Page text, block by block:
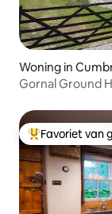
Woning in
Gornal Ground
Topfavoriet
Favoriet van